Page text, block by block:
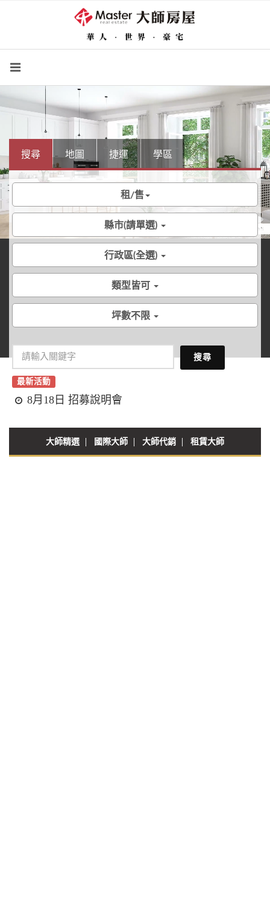
搜尋 地圖 捷運 學區
租/售
縣市(請單選)
行政區(全選)
類型皆可
坪數不限
搜尋
最新活動
8月18日 招募說明會
大師精選 國際大師 大師代銷 租賃大師